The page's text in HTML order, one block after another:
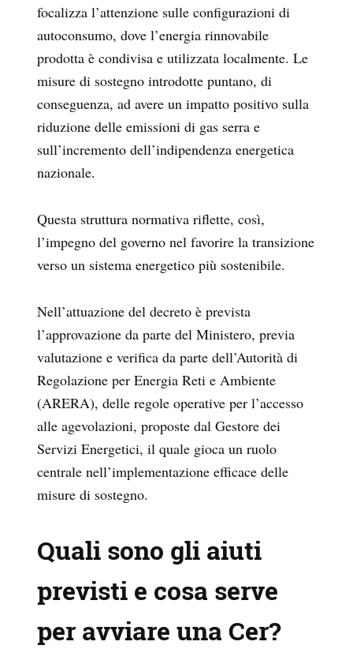
focalizza l’attenzione sulle configurazioni di
autoconsumo, dove l’energia rinnovabile
prodotta è condivisa e utilizzata localmente. Le
misure di sostegno introdotte puntano, di
conseguenza, ad avere un impatto positivo sulla
riduzione delle emissioni di gas serra e
sull’incremento dell’indipendenza energetica
nazionale.
Questa struttura normativa riflette, così,
l’impegno del governo nel favorire la transizione
verso un sistema energetico più sostenibile.
Nell’attuazione del decreto è prevista
l’approvazione da parte del Ministero, previa
valutazione e verifica da parte dell’Autorità di
Regolazione per Energia Reti e Ambiente
(ARERA), delle regole operative per l’accesso
alle agevolazioni, proposte dal Gestore dei
Servizi Energetici, il quale gioca un ruolo
centrale nell’implementazione efficace delle
misure di sostegno.
Quali sono gli aiuti
previsti e cosa serve
per avviare una Cer?